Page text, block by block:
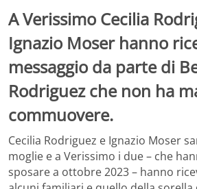
A Verissimo Cecilia
Ignazio Moser hanno
messaggio da parte di
Rodriguez che non ha
commuovere.
Cecilia Rodriguez e Ignazio Moser
moglie e a Verissimo i due – che
sposare a ottobre 2023 – hanno